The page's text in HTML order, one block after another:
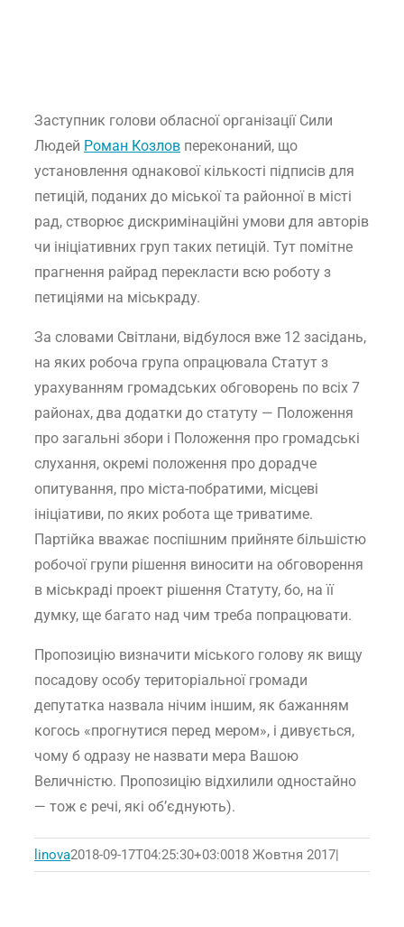
Заступник голови обласної організації Сили
Людей Роман Козлов переконаний, що
установлення однакової кількості підписів для
петицій, поданих до міської та районної в місті
рад, створює дискримінаційні умови для авторів
чи ініціативних груп таких петицій. Тут помітне
прагнення райрад перекласти всю роботу з
петиціями на міськраду.
За словами Світлани, відбулося вже 12 засідань,
на яких робоча група опрацювала Статут з
урахуванням громадських обговорень по всіх 7
районах, два додатки до статуту — Положення
про загальні збори і Положення про громадські
слухання, окремі положення про дорадче
опитування, про міста-побратими, місцеві
ініціативи, по яких робота ще триватиме.
Партійка вважає поспішним прийняте більшістю
робочої групи рішення виносити на обговорення
в міськраді проект рішення Статуту, бо, на її
думку, ще багато над чим треба попрацювати.
Пропозицію визначити міського голову як вищу
посадову особу територіальної громади
депутатка назвала нічим іншим, як бажанням
когось «прогнутися перед мером», і дивується,
чому б одразу не назвати мера Вашою
Величністю. Пропозицію відхилили одностайно
— тож є речі, які об’єднують).
linova2018-09-17T04:25:30+03:0018 Жовтня 2017